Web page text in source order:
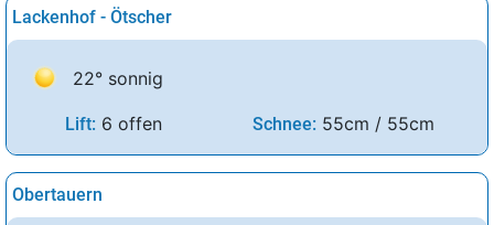
Lackenhof - Ötscher
22° sonnig
Lift: 6 offen Schnee: 55cm / 55cm
Obertauern